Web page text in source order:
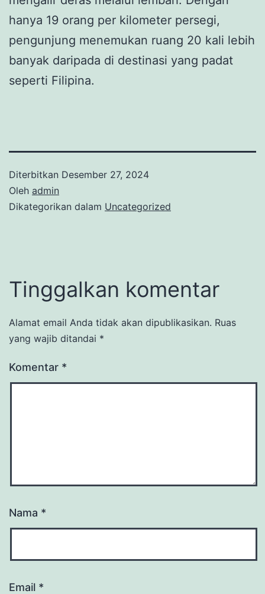
hanya 19 orang per kilometer persegi,
pengunjung menemukan ruang 20 kali lebih
banyak daripada di destinasi yang padat
seperti Filipina.
Diterbitkan Desember 27, 2024
Oleh admin
Dikategorikan dalam Uncategorized
Tinggalkan komentar
Alamat email Anda tidak akan dipublikasikan. Ruas
yang wajib ditandai *
Komentar *
Nama *
Email *